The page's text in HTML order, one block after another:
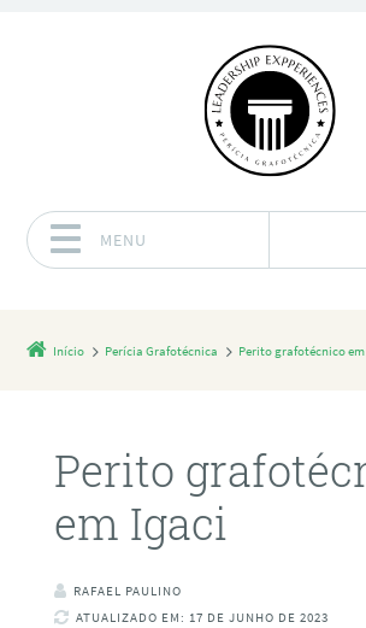
MENU
Início Perícia Grafotécnica Perito grafotécnico
Perito
em Igaci
RAFAEL PAULINO
ATUALIZADO EM: 17 DE JUNHO DE 2023